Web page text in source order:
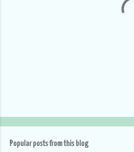
s
t
a
Popular posts from this blog